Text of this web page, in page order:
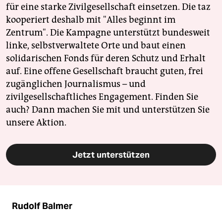
für eine starke Zivilgesellschaft einsetzen. Die taz
kooperiert deshalb mit "Alles beginnt im
Zentrum". Die Kampagne unterstützt bundesweit
linke, selbstverwaltete Orte und baut einen
solidarischen Fonds für deren Schutz und Erhalt
auf. Eine offene Gesellschaft braucht guten, frei
zugänglichen Journalismus – und
zivilgesellschaftliches Engagement. Finden Sie
auch? Dann machen Sie mit und unterstützen Sie
unsere Aktion.
Jetzt unterstützen
Rudolf Balmer